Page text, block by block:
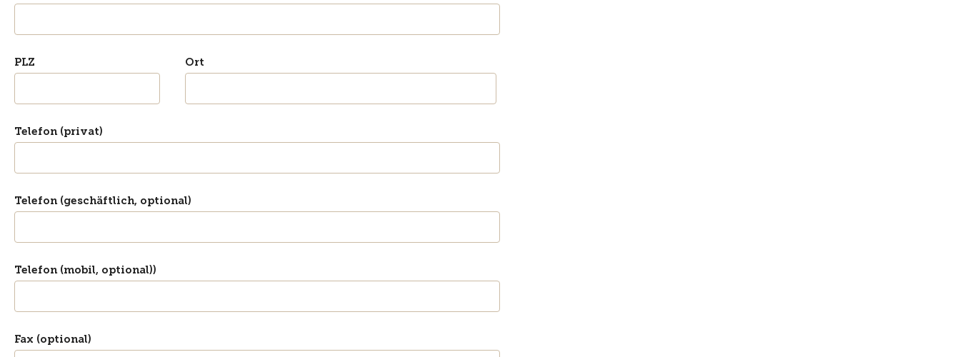
PLZ Ort
Telefon (privat)
Telefon (geschäftlich, optional)
Telefon (mobil, optional))
Fax (optional)